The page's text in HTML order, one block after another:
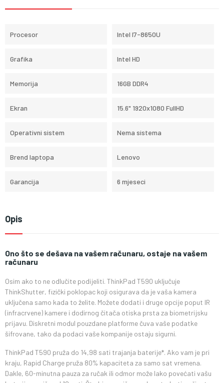
Procesor Intel I7-8650U
Grafika Intel HD
Memorija 16GB DDR4
Ekran 15.6" 1920x1080 FullHD
Operativni sistem Nema sistema
Brend laptopa Lenovo
Garancija 6 mjeseci
Opis
Ono što se dešava na vašem računaru, ostaje na vašem
računaru
Osim ako to ne odlučite podijeliti. ThinkPad T590 uključuje
ThinkShutter, fizički poklopac koji osigurava da je vaša kamera
uključena samo kada to želite. Možete dodati i druge opcije poput IR
(infracrvene) kamere i dodirnog čitača otiska prsta za biometrijsku
prijavu. Diskretni modul pouzdane platforme čuva vaše podatke
šifrovane, tako da podaci vaše kompanije ostaju sigurni.
ThinkPad T590 pruža do 14,98 sati trajanja baterije*. Ako vam je pri
kraju, Rapid Charge pruža 80% kapaciteta za samo sat vremena.
Dakle, 60-minutna pauza za ručak ili odmor može lako povećati vašu